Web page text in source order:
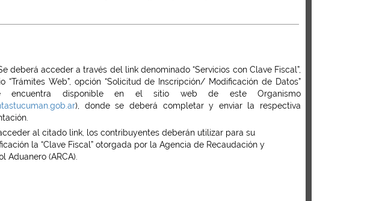
deberá acceder a través del link denominado “Servicios con Clave Fiscal”,
“Trámites Web”, opción “Solicitud de Inscripción/ Modificación de Datos”
encuentra disponible en el sitio web de este Organismo
), donde se deberá completar y enviar la respectiva
al citado link, los contribuyentes deberán utilizar para su
la “Clave Fiscal” otorgada por la Agencia de Recaudación y
Aduanero (ARCA).